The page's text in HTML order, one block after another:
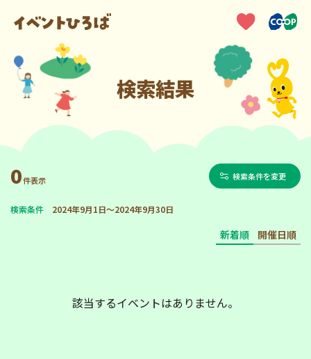
検索結果
0件表示 検索条件を変更
検索条件 2024年9月1日～2024年9月30日
新着順 開催日順
該当するイベントはありません。